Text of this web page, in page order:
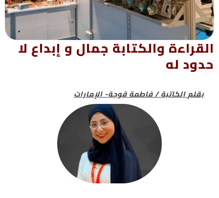
القراءة والكتابة جمال و إبداع لا
حدود له
بقلم الكاتبة / فاطمة قوجة- الإمارات